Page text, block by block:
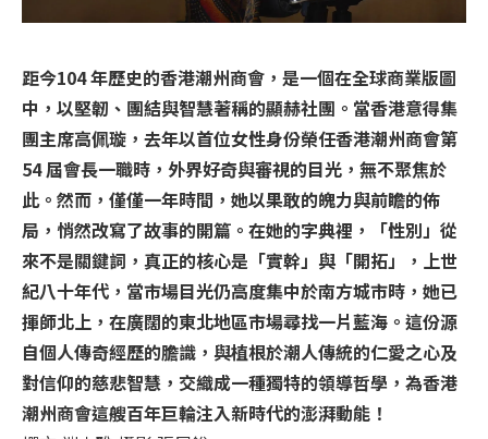
距今104 年歷史的香港潮州商會，是一個在全球商業版圖
中，以堅韌、團結與智慧著稱的顯赫社團。當香港意得集
團主席高佩璇，去年以首位女性身份榮任香港潮州商會第
54 屆會長一職時，外界好奇與審視的目光，無不聚焦於
此。然而，僅僅一年時間，她以果敢的魄力與前瞻的佈
局，悄然改寫了故事的開篇。在她的字典裡，「性別」從
來不是關鍵詞，真正的核心是「實幹」與「開拓」，上世
紀八十年代，當市場目光仍高度集中於南方城市時，她已
揮師北上，在廣闊的東北地區市場尋找一片藍海。這份源
自個人傳奇經歷的膽識，與植根於潮人傳統的仁愛之心及
對信仰的慈悲智慧，交織成一種獨特的領導哲學，為香港
潮州商會這艘百年巨輪注入新時代的澎湃動能！